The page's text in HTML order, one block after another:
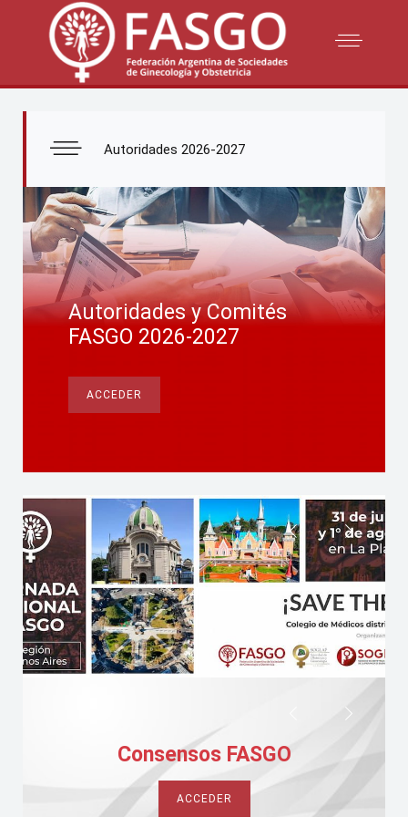
Autoridades 2026-2027
Autoridades y Comités
FASGO 2026-2027
ACCEDER
Ateneos País
Consensos FASGO
ACCEDER